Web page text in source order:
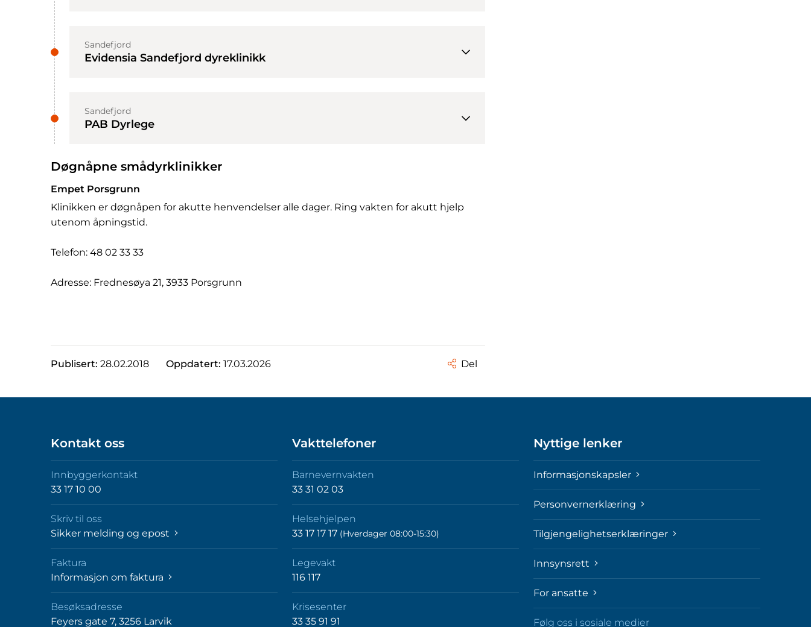
Sandefjord
Evidensia Sandefjord dyreklinikk
Sandefjord
PAB Dyrlege
Døgnåpne smådyrklinikker
Empet Porsgrunn
Klinikken er døgnåpen for akutte henvendelser alle dager. Ring vakten for akutt hjelp
utenom åpningstid.
Telefon: 48 02 33 33
Adresse: Frednesøya 21, 3933 Porsgrunn
Publisert: 28.02.2018 Oppdatert: 17.03.2026 Del
Kontakt oss
Innbyggerkontakt
33 17 10 00
Skriv til oss
Sikker melding og epost
Faktura
Informasjon om faktura
Besøksadresse
Feyers gate 7, 3256 Larvik
Vakttelefoner
Barnevernvakten
33 31 02 03
Helsehjelpen
33 17 17 17 (Hverdager 08:00-15:30)
Legevakt
116 117
Krisesenter
33 35 91 91
Nyttige lenker
Informasjonskapsler
Personvernerklæring
Tilgjengelighetserklæringer
Innsynsrett
For ansatte
Følg oss i sosiale medier